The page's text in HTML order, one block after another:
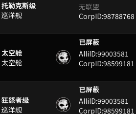
托勒克斯级
巡洋舰
无联盟
CorpID:98788768
太空舱
太空舱
已屏蔽
AlliID:99003581
CorpID:98599181
狂怒者级
巡洋舰
已屏蔽
AlliID:99003581
CorpID:98599181